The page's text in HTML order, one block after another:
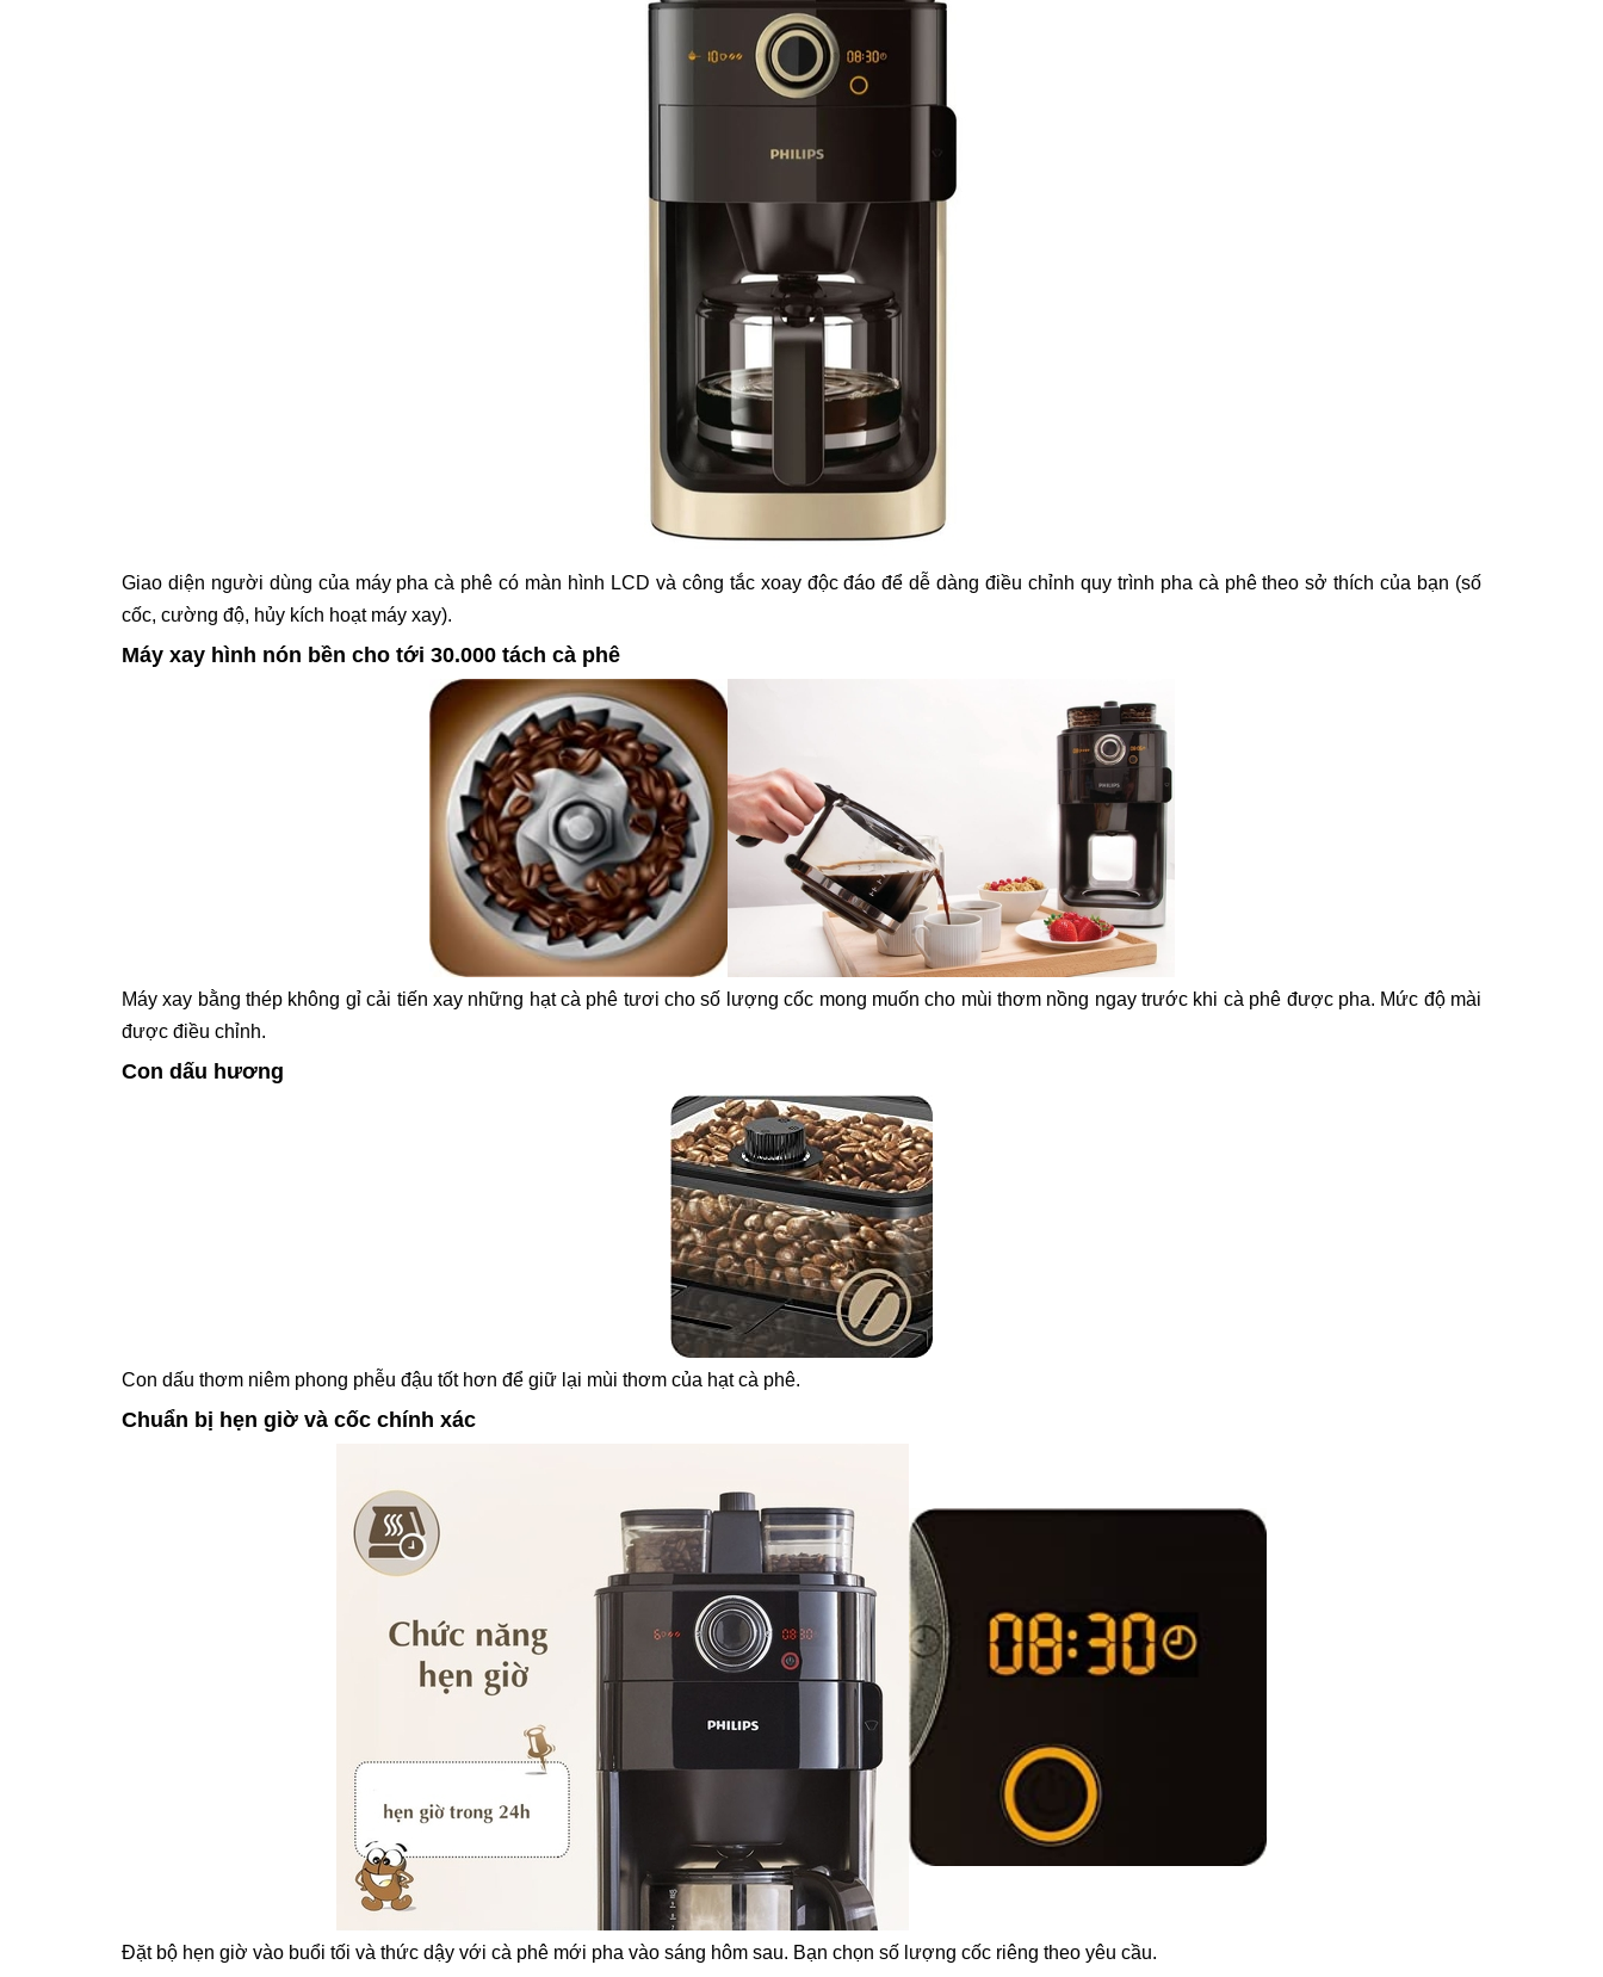
Giao diện người dùng của máy pha cà phê có màn hình LCD và công tắc xoay độc đáo để dễ dàng điều chỉnh quy trình pha cà phê theo sở thích của bạn (số
cốc, cường độ, hủy kích hoạt máy xay).
Máy xay hình nón bền cho tới 30.000 tách cà phê
Máy xay bằng thép không gỉ cải tiến xay những hạt cà phê tươi cho số lượng cốc mong muốn cho mùi thơm nồng ngay trước khi cà phê được pha. Mức độ mài
được điều chỉnh.
Con dấu hương
Con dấu thơm niêm phong phễu đậu tốt hơn để giữ lại mùi thơm của hạt cà phê.
Chuẩn bị hẹn giờ và cốc chính xác
Đặt bộ hẹn giờ vào buổi tối và thức dậy với cà phê mới pha vào sáng hôm sau. Bạn chọn số lượng cốc riêng theo yêu cầu.